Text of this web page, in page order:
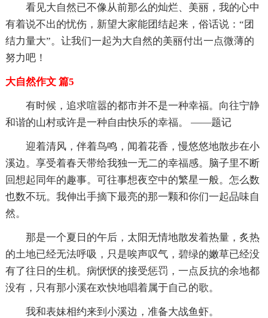
看见大自然已不像从前那么的灿烂、美丽，我的心中
有着说不出的忧伤，新望大家能团结起来，俗话说：“团
结力量大”。让我们一起为大自然的美丽付出一点微薄的
努力吧！
大自然作文 篇5
有时候，追求喧嚣的都市并不是一种幸福。向往宁静
和谐的山村或许是一种自由快乐的幸福。 ——题记
迎着清风，伴着鸟鸣，闻着花香，慢悠悠地散步在小
溪边。享受着春天带给我独一无二的幸福感。脑子里不断
回想起同年的趣事。可往事想夜空中的繁星一般。怎么数
也数不玩。我伸出手摘下最亮的那一颗和你们一起品味自
然。
那是一个夏日的午后，太阳无情地散发着热量，炙热
的土地已经无法呼吸，只是唉声叹气，碧绿的嫩草已经没
有了往日的生机。病恹恹的接受惩罚，一点反抗的余地都
没有，只有那小溪在欢快地唱着属于自己的歌。
我和表妹相约来到小溪边，准备大战鱼虾。